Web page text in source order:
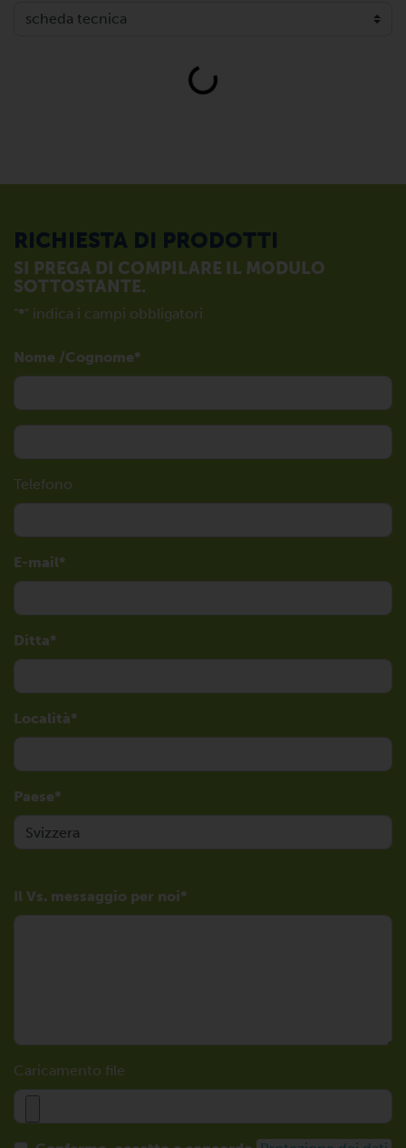
Loading...
RICHIESTA DI PRODOTTI
SI PREGA DI COMPILARE IL MODULO
SOTTOSTANTE.
"*" indica i campi obbligatori
Nome /Cognome
Telefono
E-mail
Ditta
Località
Paese
Il Vs. messaggio per noi
Caricamento file